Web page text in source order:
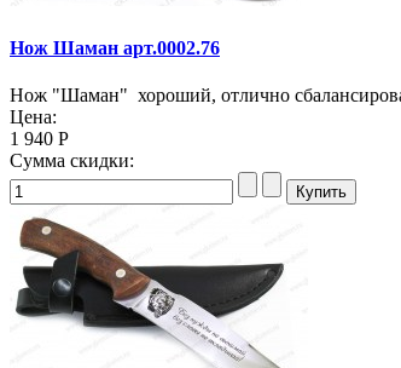
Нож Шаман арт.0002.76
Нож "Шаман" хороший, отлично
Цена:
1 940 Р
Сумма скидки: